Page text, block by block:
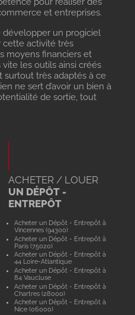
et entreprises.
développer un progiciel
cette activité très
moyens financiers et
les outils ainsi créés
surtout très adaptés à ce
ne sert d’avoir un bien à
de sortie, tout
ACHETER / LOUER
UN DÉPÔT -
ENTREPÔT
Acheter un Dépôt - Entrepôt à
Vincennes (94300)
Acheter un Dépôt - Entrepôt à
Paris (75020)
Acheter un Dépôt - Entrepôt à
44 Loire-Atlantique
Acheter un Dépôt - Entrepôt à
84 Vaucluse
Acheter un Dépôt - Entrepôt à
Chartres (28000)
Acheter un Dépôt - Entrepôt à
Nice (06000)